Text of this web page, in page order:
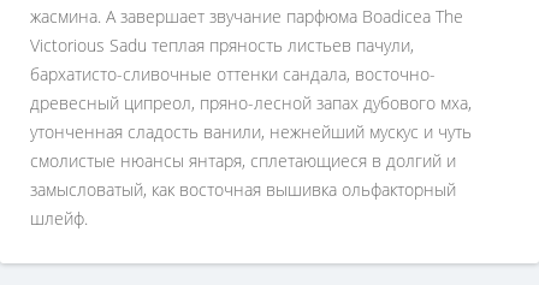
жасмина. А завершает звучание парфюма Boadicea The
Victorious Sadu теплая пряность листьев пачули,
бархатисто-сливочные оттенки сандала, восточно-
древесный ципреол, пряно-лесной запах дубового мха,
утонченная сладость ванили, нежнейший мускус и чуть
смолистые нюансы янтаря, сплетающиеся в долгий и
замысловатый, как восточная вышивка ольфакторный
шлейф.